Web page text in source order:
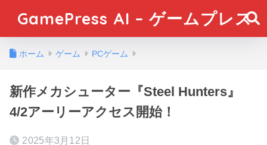
GamePress AI – ゲームプレス
ホーム ゲーム PCゲーム
新作メカシューター『Steel Hunters』
4/2アーリーアクセス開始！
2025年3月12日